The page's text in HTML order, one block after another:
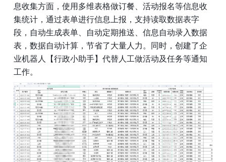
息收集方面，使用多维表格做订餐、活动报名等信息收
集统计，通过表单进行信息上报，支持读取数据表字
段，自动生成表单、自动定期推送、信息自动录入数据
表，数据自动计算，节省了大量人力。同时，创建了企
业机器人【行政小助手】代替人工做活动及任务等通知
工作。